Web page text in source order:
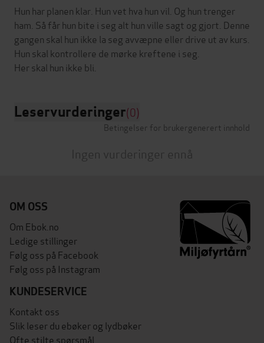
Hun har planen klar. Hun vet hva hun vil. Og hun trenger
ham. Så får hun bite i seg alt hun ville sagt og gjort. Denne
gangen skal hun ikke la seg avvæpne eller drive ut av kurs.
Hun skal kontrollere de mørke kreftene i seg.
Leservurderinger(0)
Betingelser for brukergenerert innhold
Ingen vurderinger ennå
OM OSS
Om Ebok.no
Ledige stillinger
Følg oss på Facebook
Følg oss på Instagram
KUNDESERVICE
Kontakt oss
Slik leser du ebøker og lydbøker
Ofte stilte spørsmål